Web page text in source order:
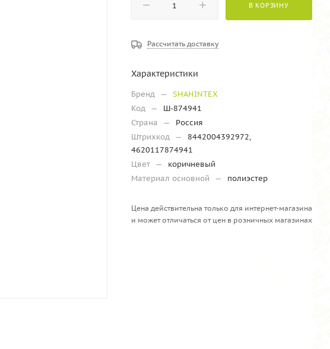
В КОРЗИНУ
Рассчитать доставку
Характеристики
Бренд —
SHAHINTEX
Код —
Ш-874941
Страна
—
Россия
Штрихкод —
8442004392972,
4620117874941
Цвет —
коричневый
Материал основной
— полиэстер
Цена действительна только для интернет-магазина
и может отличаться от цен в розничных магазинах